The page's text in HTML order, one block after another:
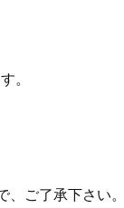
。
ご了承下さい。